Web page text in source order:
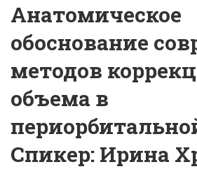
Анатомическое
обоснование
методов
объема в
Спикер: Ирина